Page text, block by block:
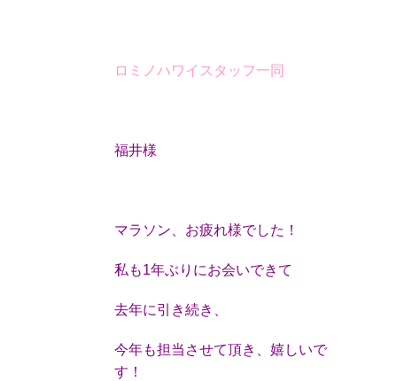
ロミノハワイスタッフ一同
福井様
マラソン、お疲れ様でした！
私も1年ぶりにお会いできて
去年に引き続き、
今年も担当させて頂き、嬉しいで
す！